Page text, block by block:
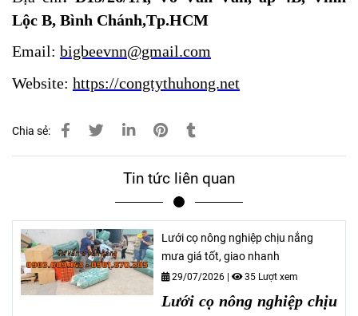
Lộc B, Bình Chánh,Tp.HCM
Email: bigbeevnn@gmail.com
Website: https://congtythuhong.net
Chia sẻ:
Tin tức liên quan
Lưới cọ nông nghiệp chịu nắng
mưa giá tốt, giao nhanh
29/07/2026 | 35 Lượt xem
Lưới cọ nông nghiệp chịu